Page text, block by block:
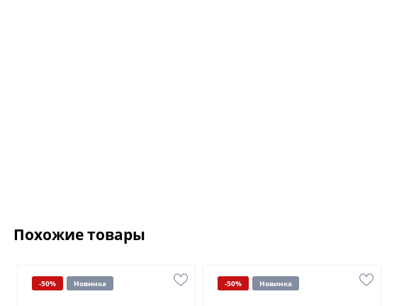
Похожие товары
-50% Новинка -50% Новинка